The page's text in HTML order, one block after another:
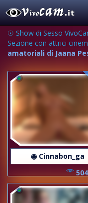
☉ Show di Sesso
Sezione con attrici
amatoriali di Jaana
◉ Cinnabon_ga